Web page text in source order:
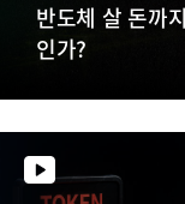
반도체 살 돈까
인가?